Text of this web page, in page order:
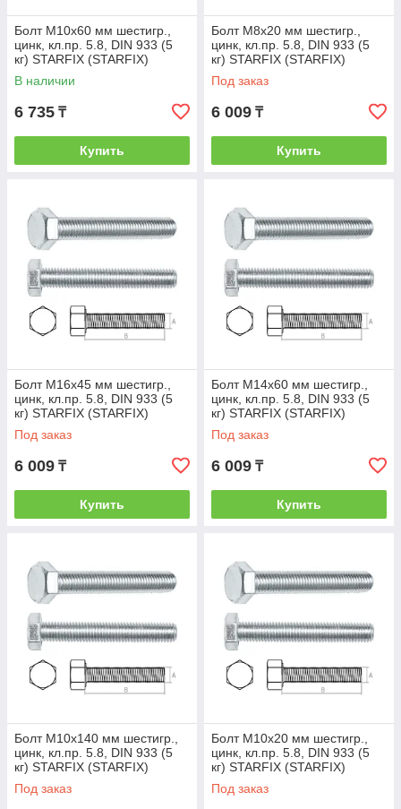
Болт М10х60 мм шестигр.,
цинк, кл.пр. 5.8, DIN 933 (5
кг) STARFIX (STARFIX)
(SMV1-17513-5)
В наличии
6 735 ₸
Купить
Болт М8х20 мм шестигр.,
цинк, кл.пр. 5.8, DIN 933 (5
кг) STARFIX (STARFIX)
(SMV1-15473-5)
Под заказ
6 009 ₸
Купить
Болт М16х45 мм шестигр.,
цинк, кл.пр. 5.8, DIN 933 (5
кг) STARFIX (STARFIX)
(SMV1-23498-5)
Под заказ
6 009 ₸
Купить
Болт М14х60 мм шестигр.,
цинк, кл.пр. 5.8, DIN 933 (5
кг) STARFIX (STARFIX)
(SMV1-21513-5)
Под заказ
6 009 ₸
Купить
Болт М10х140 мм шестигр.,
цинк, кл.пр. 5.8, DIN 933 (5
кг) STARFIX (STARFIX)
(SMV1-17593-5)
Под заказ
Болт М10х20 мм шестигр.,
цинк, кл.пр. 5.8, DIN 933 (5
кг) STARFIX (STARFIX)
(SMV1-17473-5)
Под заказ